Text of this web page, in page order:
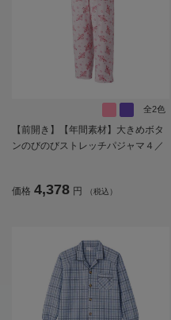
全2色
【前開き】【年間素材】大きめボタ
ンのびのびストレッチパジャマ４／
付／後ろ長め／ギフト／プレゼント
価格 4,378 円 （税込）